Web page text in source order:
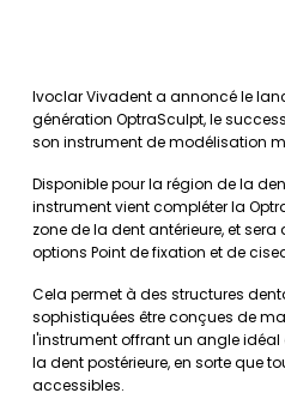
Ivoclar Vivadent a annoncé le
génération OptraSculpt, le
son instrument de modélisation
Disponible pour la région de la
instrument vient compléter la
zone de la dent antérieure, et
options Point de fixation et de
Cela permet à des structures
sophistiquées être conçues de
l'instrument offrant un angle
la dent postérieure, en sorte que
accessibles.